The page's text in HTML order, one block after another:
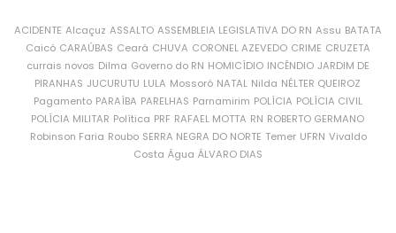
ACIDENTE Alcaçuz ASSALTO ASSEMBLEIA LEGISLATIVA DO RN Assu BATATA
Caicó CARAÚBAS Ceará CHUVA CORONEL AZEVEDO CRIME CRUZETA
currais novos Dilma Governo do RN HOMICÍDIO INCÊNDIO JARDIM DE
PIRANHAS JUCURUTU LULA Mossoró NATAL Nilda NÉLTER QUEIROZ
Pagamento PARAÍBA PARELHAS Parnamirim POLÍCIA POLÍCIA CIVIL
POLÍCIA MILITAR Política PRF RAFAEL MOTTA RN ROBERTO GERMANO
Robinson Faria Roubo SERRA NEGRA DO NORTE Temer UFRN Vivaldo
Costa Água ÁLVARO DIAS